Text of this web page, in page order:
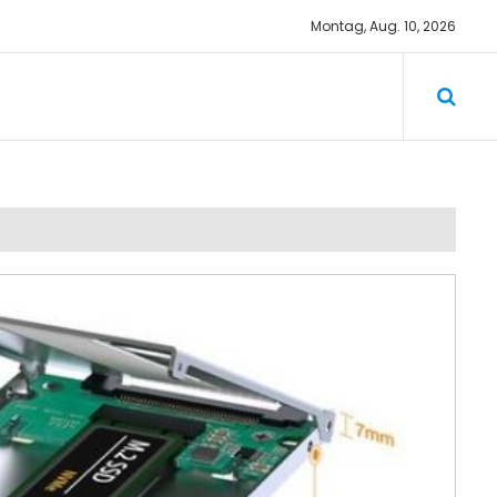
Montag, Aug. 10, 2026